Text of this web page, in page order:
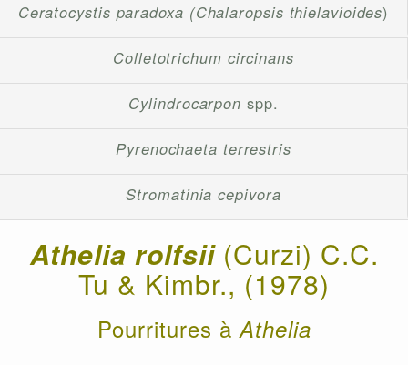
Ceratocystis paradoxa (Chalaropsis thielavioides)
Colletotrichum circinans
Cylindrocarpon spp.
Pyrenochaeta terrestris
Stromatinia cepivora
Athelia rolfsii (Curzi) C.C.
Tu & Kimbr., (1978)
Pourritures àAthelia